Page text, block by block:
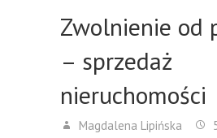
Zwolnienie od
– sprzedaż
nieruchomości
Magdalena Lipińska